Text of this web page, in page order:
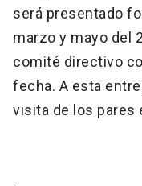
será presentado
marzo y mayo del
comité directivo
fecha. A esta
visita de los pares